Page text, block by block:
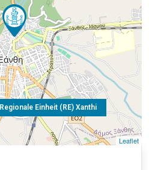
Regionale Einheit (RE) Xanthi
Leaflet